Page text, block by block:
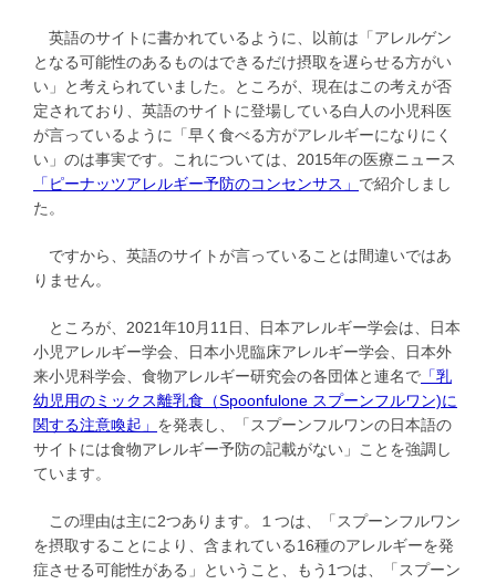
英語のサイトに書かれているように、以前は「アレルゲン
となる可能性のあるものはできるだけ摂取を遅らせる方がい
い」と考えられていました。ところが、現在はこの考えが否
定されており、英語のサイトに登場している白人の小児科医
が言っているように「早く食べる方がアレルギーになりにく
い」のは事実です。これについては、2015年の医療ニュース
「ピーナッツアレルギー予防のコンセンサス」 で紹介しまし
た。
ですから、英語のサイトが言っていることは間違いではあ
りません。
ところが、2021年10月11日、日本アレルギー学会は、日本
小児アレルギー学会、日本小児臨床アレルギー学会、日本外
来小児科学会、食物アレルギー研究会の各団体と連名で 「乳
幼児用のミックス離乳食（Spoonfulone スプーンフルワン)に
関する注意喚起」 を発表し、「スプーンフルワンの日本語の
サイトには食物アレルギー予防の記載がない」ことを強調し
ています。
この理由は主に2つあります。１つは、「スプーンフルワン
を摂取することにより、含まれている16種のアレルギーを発
症させる可能性がある」ということ、もう1つは、「スプーン